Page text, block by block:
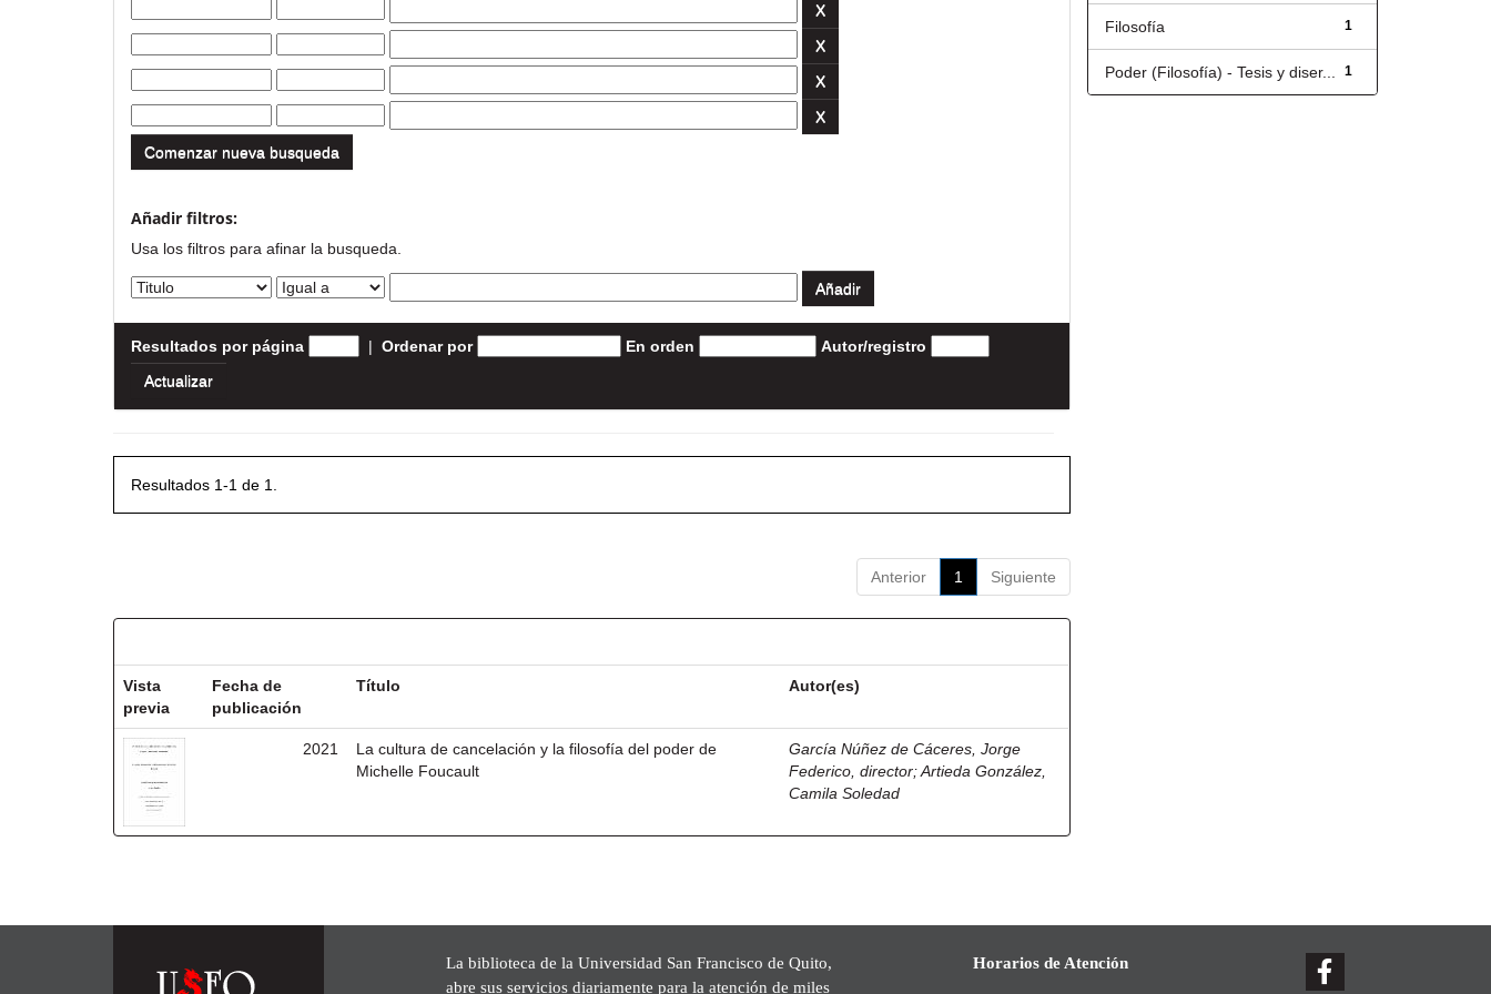
Comenzar nueva busqueda
Añadir filtros:
Usa los filtros para afinar la busqueda.
Resultados por página | Ordenar por En orden Autor/registro
Resultados 1-1 de 1.
Anterior 1 Siguiente
Vista
previa
Fecha de
publicación
Título Autor(es)
2021
La cultura de cancelación y la filosofía del poder de
Michelle Foucault
García Núñez de Cáceres, Jorge
Federico, director;Artieda González,
Camila Soledad
1
Filosofía
1
Poder (Filosofía) - Tesis y diser...
La biblioteca de la Universidad San Francisco de Quito,
abre sus servicios diariamente para la atención de miles
Horarios de Atención